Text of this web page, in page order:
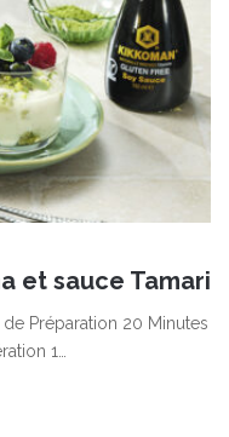
et sauce Tamari
Préparation 20 Minutes
1…